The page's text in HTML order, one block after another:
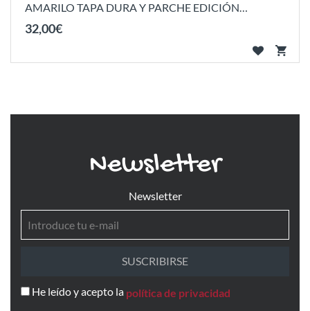
AMARILO TAPA DURA Y PARCHE EDICIÓN
LIMITADA...
32,00€
Newsletter
Newsletter
SUSCRIBIRSE
He leído y acepto la política de privacidad